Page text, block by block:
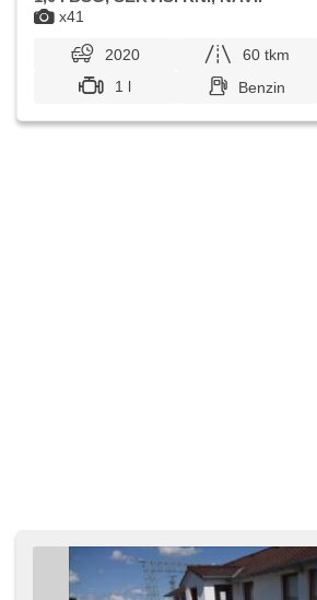
x41
2020 60 tkm
1 l
Benzin